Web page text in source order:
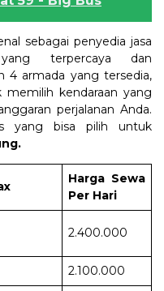
sebagai penyedia jasa
terpercaya dan
4 armada yang tersedia,
kendaraan yang
perjalanan Anda.
yang bisa pilih untuk
Harga Sewa
Per Hari
2.400.000
2.100.000